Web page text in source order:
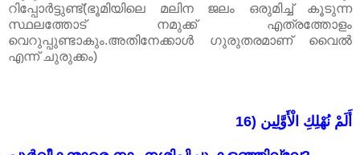
റിപ്പോർട്ടുണ്ട്(ഭൂമിയിലെ മലിന ജലം ഒരുമിച്ച് കൂടുന്ന
സ്ഥലത്തോട് നമുക്ക് എത്രത്തോളം
വെറുപ്പുണ്ടാകും.അതിനേക്കാൾ ഗുരുതരമാണ്‌ വൈൽ
എന്ന് ചുരുക്കം)
16) أَلَمْ نُهْلِكِ الْأَوَّلِين